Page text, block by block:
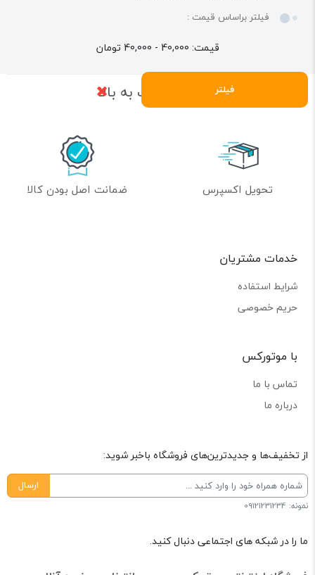
فیلتر براساس قیمت :
قیمت: 40,000 - 40,000 تومان
فیلتر بازگشت به بالا
تحویل اکسپرس ضمانت اصل بودن کالا
خدمات مشتریان
شرایط استفاده
حریم خصوصی
با موتورکس
تماس با ما
درباره ما
از تخفیف‌ها و جدیدترین‌های فروشگاه باخبر شوید:
ارسال
نمونه: 09121231234
ما را در شبکه های اجتماعی دنبال کنید.